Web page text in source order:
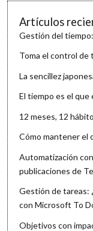
Artículos
Gestión del
Toma el control de
La sencillez
El tiempo es el que
12 meses, 12
Cómo mantener el
Automatización
publicaciones de
Gestión de tareas:
con Microsoft To
Objetivos con